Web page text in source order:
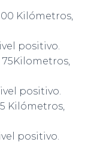
Kilómetros,
positivo.
75Kilometros,
positivo.
Kilómetros,
positivo.